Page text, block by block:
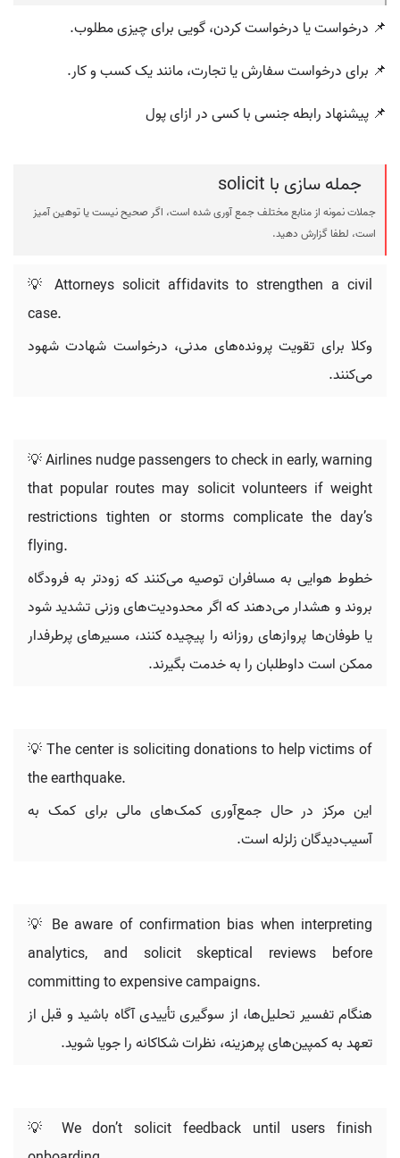
📌 درخواست یا درخواست کردن، گویی برای چیزی مطلوب.
📌 برای درخواست سفارش یا تجارت، مانند یک کسب و کار.
📌 پیشنهاد رابطه جنسی با کسی در ازای پول
جمله سازی با solicit
جملات نمونه از منابع مختلف جمع آوری شده است، اگر صحیح نیست یا توهین آمیز
است، لطفا گزارش دهید.
💡 Attorneys solicit affidavits to strengthen a civil
case.
وکلا برای تقویت پرونده‌های مدنی، درخواست شهادت شهود
می‌کنند.
💡 Airlines nudge passengers to check in early, warning
that popular routes may solicit volunteers if weight
restrictions tighten or storms complicate the day’s
flying.
خطوط هوایی به مسافران توصیه می‌کنند که زودتر به فرودگاه
بروند و هشدار می‌دهند که اگر محدودیت‌های وزنی تشدید شود
یا طوفان‌ها پروازهای روزانه را پیچیده کنند، مسیرهای پرطرفدار
ممکن است داوطلبان را به خدمت بگیرند.
💡 The center is soliciting donations to help victims of
the earthquake.
این مرکز در حال جمع‌آوری کمک‌های مالی برای کمک به
آسیب‌دیدگان زلزله است.
💡 Be aware of confirmation bias when interpreting
analytics, and solicit skeptical reviews before
committing to expensive campaigns.
هنگام تفسیر تحلیل‌ها، از سوگیری تأییدی آگاه باشید و قبل از
تعهد به کمپین‌های پرهزینه، نظرات شکاکانه را جویا شوید.
💡 We don’t solicit feedback until users finish